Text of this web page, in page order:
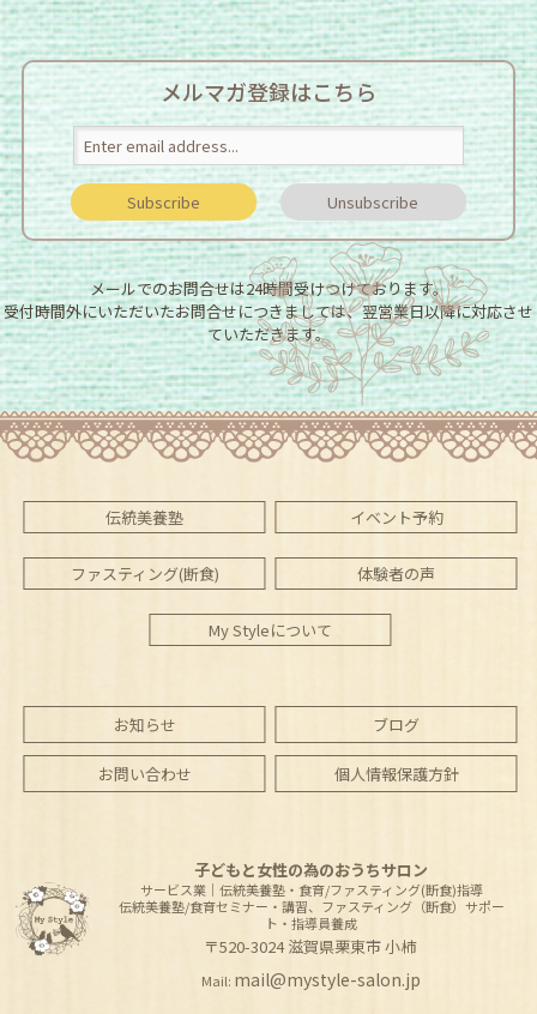
メルマガ登録はこちら
メールでのお問合せは24時間受けつけております。
受付時間外にいただいたお問合せにつきましては、翌営業日以降に対応させ
ていただきます。
伝統美養塾 イベント予約
ファスティング(断食) 体験者の声
My Styleについて
お知らせ ブログ
お問い合わせ 個人情報保護方針
子どもと女性の為のおうちサロン
サービス業｜伝統美養塾・食育/ファスティング(断食)指導
伝統美養塾/食育セミナー・講習、ファスティング（断食）サポー
ト・指導員養成
〒520-3024滋賀県栗東市小柿
Mail: mail@mystyle-salon.jp